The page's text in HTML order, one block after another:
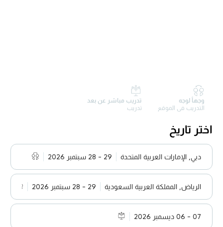
وجهاً لوجه
التدريب في الموقع
تدريب مباشر عن بعد
تدريب
اختر تاريخ
دبي, الإمارات العربية المتحدة 29 - 28 سبتمبر 2026
الرياض, المملكة العربية السعودية 29 - 28 سبتمبر 2026
07 - 06 ديسمبر 2026